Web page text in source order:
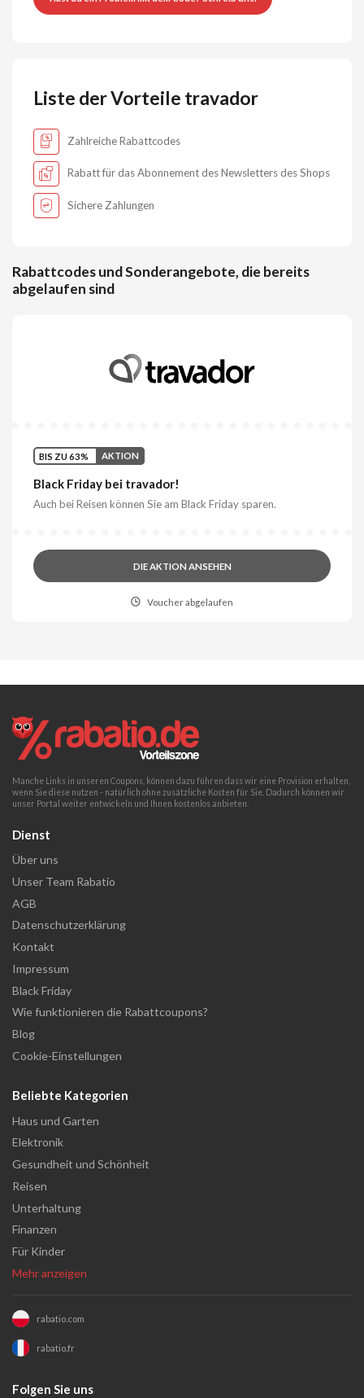
Liste der Vorteile travador
Zahlreiche Rabattcodes
Rabatt für das Abonnement des Newsletters des Shops
Sichere Zahlungen
Rabattcodes und Sonderangebote, die bereits
abgelaufen sind
BIS ZU 63% AKTION
Black Friday bei travador!
Auch bei Reisen können Sie am Black Friday sparen.
DIE AKTION ANSEHEN
Voucher abgelaufen
Manche Links in unseren Coupons, können dazu führen dass wir eine Provision erhalten,
wenn Sie diese nutzen - natürlich ohne zusätzliche Kosten für Sie. Dadurch können wir
unser Portal weiter entwickeln und Ihnen kostenlos anbieten.
Dienst
Über uns
Unser Team Rabatio
AGB
Datenschutzerklärung
Kontakt
Impressum
Black Friday
Wie funktionieren die Rabattcoupons?
Blog
Cookie-Einstellungen
Beliebte Kategorien
Haus und Garten
Elektronik
Gesundheit und Schönheit
Reisen
Unterhaltung
Finanzen
Für Kinder
Mehr anzeigen
rabatio.com
rabatio.fr
Folgen Sie uns